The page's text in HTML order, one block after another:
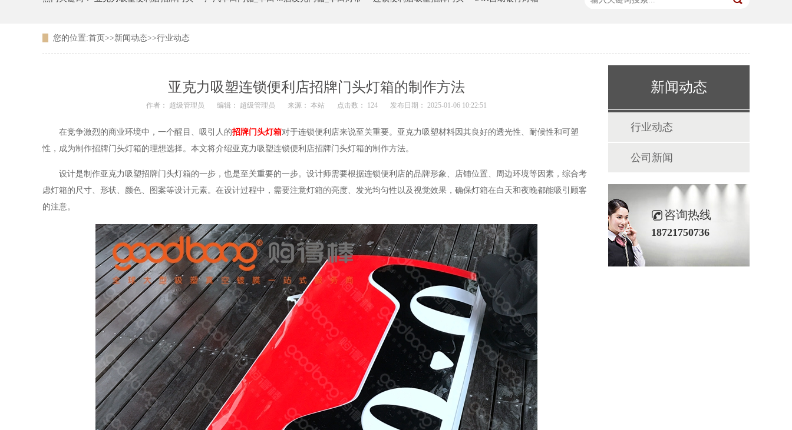
您的位置:首页 >>新闻动态>>行业动态
亚克力吸塑连锁便利店招牌门头灯箱的制作方法
作者： 超级管理员 编辑： 超级管理员 来源： 本站 点击数： 124 发布日期： 2025-01-06 10:22:51
在竞争激烈的商业环境中，一个醒目、吸引人的招牌门头灯箱对于连锁便利店来说至关重要。亚克力吸塑材料因其良好的透光性、耐候性和可塑
性，成为制作招牌门头灯箱的理想选择。本文将介绍亚克力吸塑连锁便利店招牌门头灯箱的制作方法。
设计是制作亚克力吸塑招牌门头灯箱的一步，也是至关重要的一步。设计师需要根据连锁便利店的品牌形象、店铺位置、周边环境等因素，综合考
虑灯箱的尺寸、形状、颜色、图案等设计元素。在设计过程中，需要注意灯箱的亮度、发光均匀性以及视觉效果，确保灯箱在白天和夜晚都能吸引顾客
的注意。
新闻动态
行业动态
公司新闻
咨询热线
18721750736